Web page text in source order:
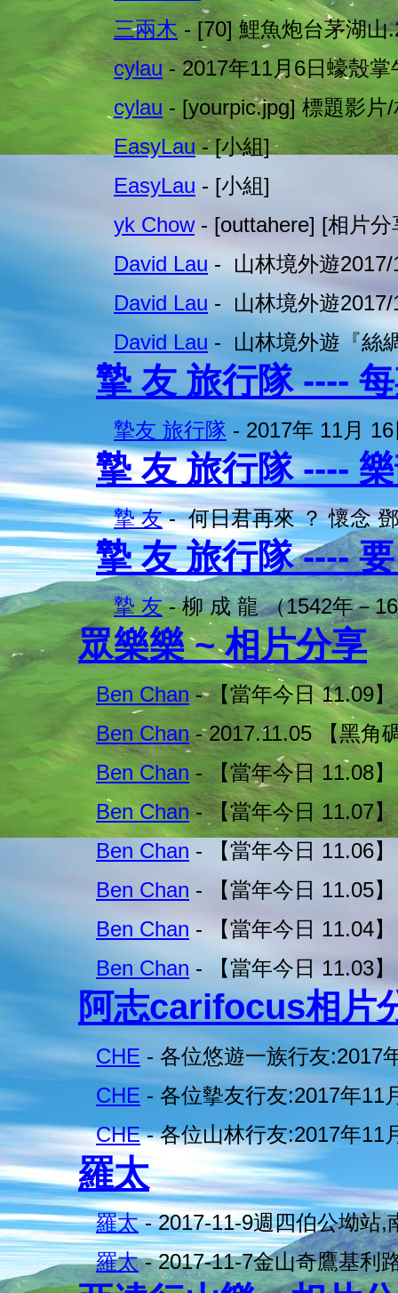
三兩木- [70] 鯉魚炮台茅湖山
cylau- 2017年11月6日蠔殼掌
cylau - [yourpic.jpg] 標題影片
EasyLau- [小組]
EasyLau - [小組]
yk Chow- [outtahere] [相片分
David Lau - 山林境外遊2017/
David Lau - 山林境外遊2017/
David Lau - 山林境外遊『絲
摯 友 旅行隊 ----
摯友 旅行隊 - 2017年 11月
摯 友 旅行隊 ----
摯 友- 何日君再來 ？ 懷念
摯 友 旅行隊 ----
摯 友- 柳 成 龍 （1542年－
眾樂樂 ~ 相片分享
Ben Chan- 【當年今日 11.09
Ben Chan- 2017.11.05 【黑角
Ben Chan - 【當年今日 11.08
Ben Chan- 【當年今日 11.07
Ben Chan - 【當年今日 11.06
Ben Chan - 【當年今日 11.05
Ben Chan - 【當年今日 11.04
Ben Chan - 【當年今日 11.03
阿志carifocus相片
CHE - 各位悠遊一族行友:2017
CHE - 各位摰友行友:2017年11
CHE- 各位山林行友:2017年11
羅太
羅太- 2017-11-9週四伯公坳站
羅太- 2017-11-7金山奇鷹基利